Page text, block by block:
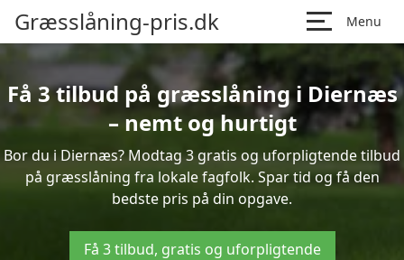
Græsslåning-pris.dk Menu
Få 3 tilbud på græsslåning i Diernæs
– nemt og hurtigt
Bor du i Diernæs? Modtag 3 gratis og uforpligtende tilbud
på græsslåning fra lokale fagfolk. Spar tid og få den
bedste pris på din opgave.
Få 3 tilbud, gratis og uforpligtende